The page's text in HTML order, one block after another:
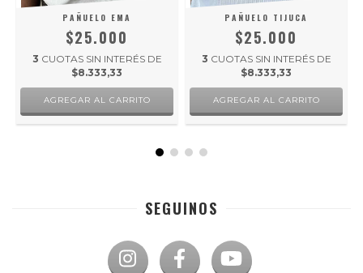
PAÑUELO EMA
$25.000
3 CUOTAS SIN INTERÉS DE
$8.333,33
PAÑUELO TIJUCA
$25.000
3 CUOTAS SIN INTERÉS DE
$8.333,33
SEGUINOS